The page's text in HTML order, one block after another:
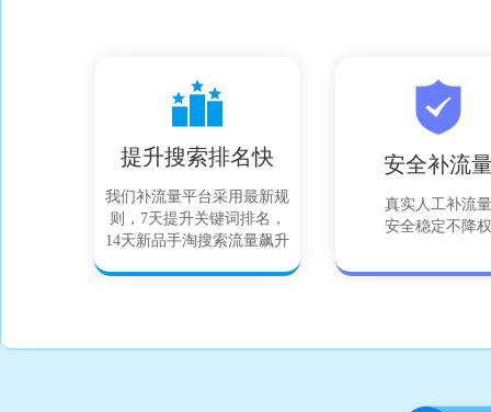
提升搜索排名快
我们补流量平台采用最新规
则，7天提升关键词排名，
14天新品手淘搜索流量飙升
安全补流
真实人工补流量
安全稳定不降权